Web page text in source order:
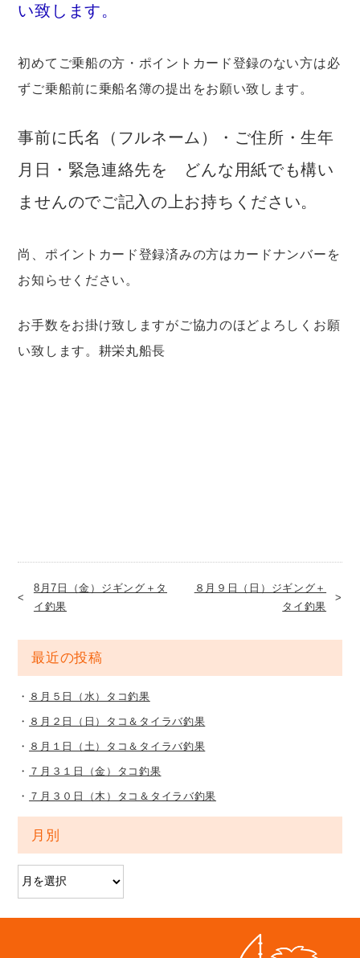
い致します。
初めてご乗船の方・ポイントカード登録のない方は必
ずご乗船前に乗船名簿の提出をお願い致します。
事前に氏名（フルネーム）・ご住所・生年
月日・緊急連絡先を どんな用紙でも構い
ませんのでご記入の上お持ちください。
尚、ポイントカード登録済みの方はカードナンバーを
お知らせください。
お手数をお掛け致しますがご協力のほどよろしくお願
い致します。耕栄丸船長
8月7日（金）ジギング＋タ
イ釣果
８月９日（日）ジギング＋
タイ釣果
最近の投稿
８月５日（水）タコ釣果
８月２日（日）タコ＆タイラバ釣果
８月１日（土）タコ＆タイラバ釣果
７月３１日（金）タコ釣果
７月３０日（木）タコ＆タイラバ釣果
月別